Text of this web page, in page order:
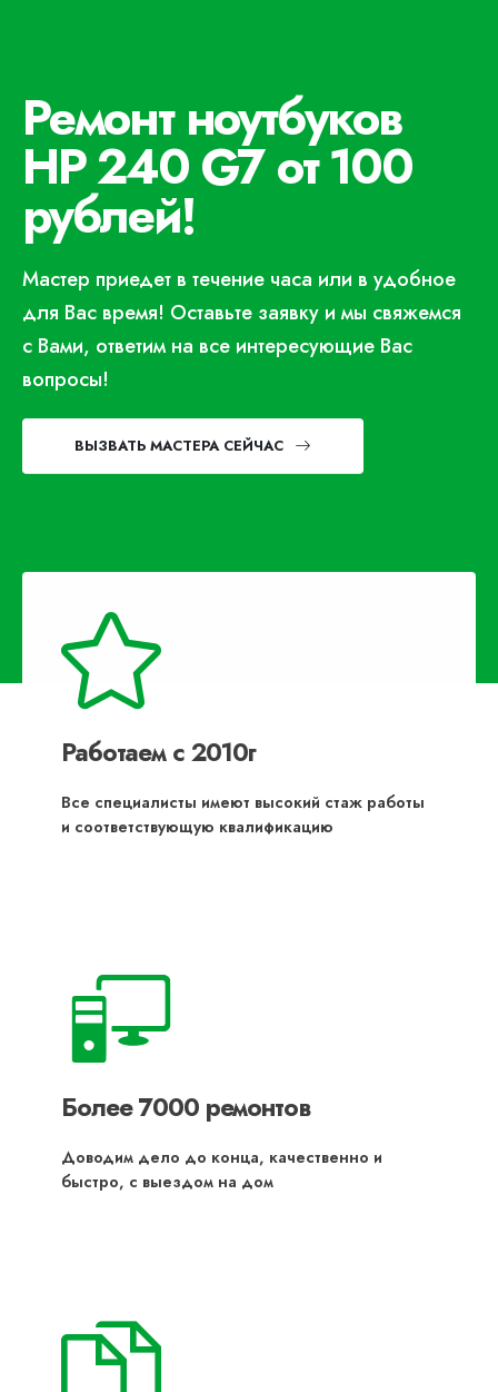
Ремонт ноутбуков
HP 240 G7 от 100
рублей!
Мастер приедет в течение часа или в удобное
для Вас время! Оставьте заявку и мы свяжемся
с Вами, ответим на все интересующие Вас
вопросы!
ВЫЗВАТЬ МАСТЕРА СЕЙЧАС
Работаем с 2010г
Все специалисты имеют высокий стаж работы
и соответствующую квалификацию
Более 7000 ремонтов
Доводим дело до конца, качественно и
быстро, с выездом на дом